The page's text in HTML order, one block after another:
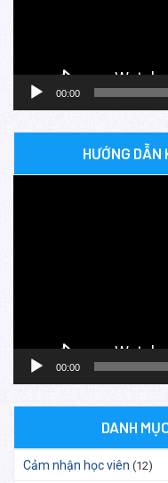
00:00
HƯỚNG DẪN
00:00
DANH
Cảm nhận học viên (12)